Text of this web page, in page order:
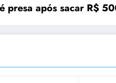
presa após sacar R$